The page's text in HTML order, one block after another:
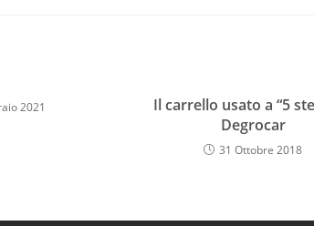
2021
Il carrello usato a “5
Degrocar
31 Ottobre 2018